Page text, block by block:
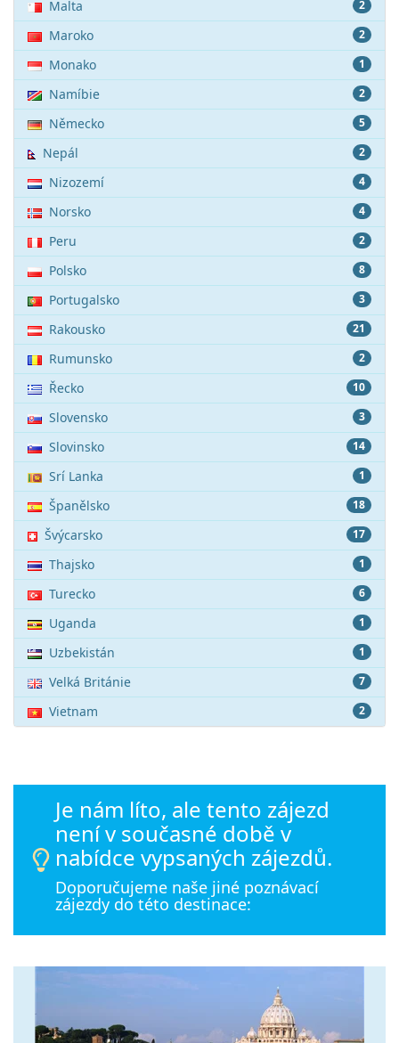
2
Malta
2
Maroko
1
Monako
2
Namíbie
5
Německo
2
Nepál
4
Nizozemí
4
Norsko
2
Peru
8
Polsko
3
Portugalsko
21
Rakousko
2
Rumunsko
10
Řecko
3
Slovensko
14
Slovinsko
1
Srí Lanka
18
Španělsko
17
Švýcarsko
1
Thajsko
6
Turecko
1
Uganda
1
Uzbekistán
7
Velká Británie
2
Vietnam
Je nám líto, ale tento zájezd
není v současné době v
nabídce vypsaných zájezdů.
Doporučujeme naše jiné poznávací
zájezdy do této destinace: